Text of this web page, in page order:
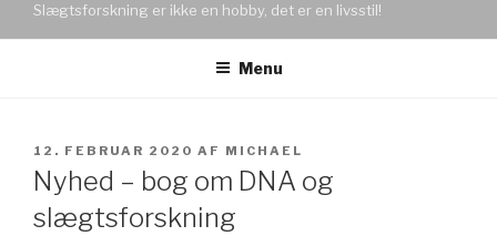
Slægtsforskning er ikke en hobby, det er en livsstil!
Menu
UDGIVET
DEN
12. FEBRUAR 2020 AF MICHAEL
Nyhed – bog om DNA og
slægtsforskning